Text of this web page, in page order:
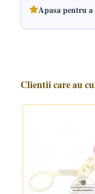
Apasa pentru a
Clientii care au